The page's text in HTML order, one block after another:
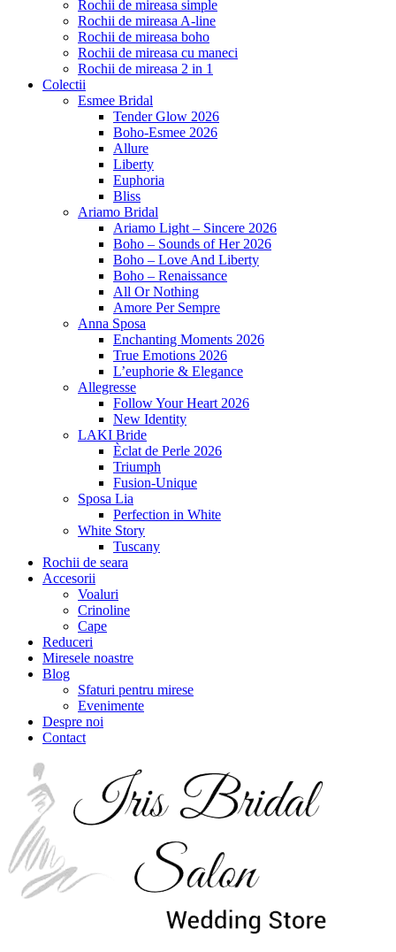
Rochii de mireasa simple
Rochii de mireasa A-line
Rochii de mireasa boho
Rochii de mireasa cu maneci
Rochii de mireasa 2 in 1
Colectii
Esmee Bridal
Tender Glow 2026
Boho-Esmee 2026
Allure
Liberty
Euphoria
Bliss
Ariamo Bridal
Ariamo Light – Sincere 2026
Boho – Sounds of Her 2026
Boho – Love And Liberty
Boho – Renaissance
All Or Nothing
Amore Per Sempre
Anna Sposa
Enchanting Moments 2026
True Emotions 2026
L’euphorie & Elegance
Allegresse
Follow Your Heart 2026
New Identity
LAKI Bride
Èclat de Perle 2026
Triumph
Fusion-Unique
Sposa Lia
Perfection in White
White Story
Tuscany
Rochii de seara
Accesorii
Voaluri
Crinoline
Cape
Reduceri
Miresele noastre
Blog
Sfaturi pentru mirese
Evenimente
Despre noi
Contact